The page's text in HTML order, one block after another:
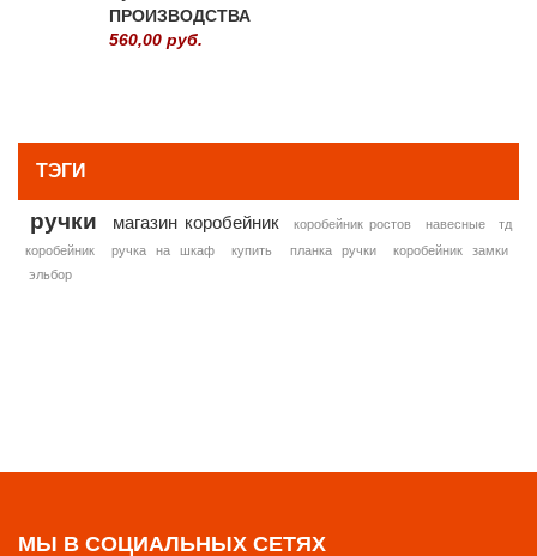
ПРОИЗВОДСТВА
560,00 руб.
ТЭГИ
ручки магазин коробейник коробейник ростов навесные
тд
коробейник
ручка на шкаф купить планка ручки
коробейник замки
эльбор
МЫ В СОЦИАЛЬНЫХ СЕТЯХ